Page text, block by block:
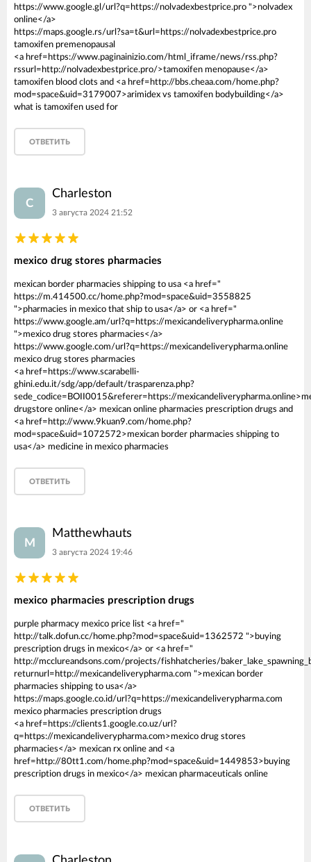
https://www.google.gl/url?q=https://nolvadexbestprice.pro ">nolvadex
online</a>
https://maps.google.rs/url?sa=t&url=https://nolvadexbestprice.pro
tamoxifen premenopausal
<a href=https://www.paginainizio.com/html_iframe/news/rss.php?
rssurl=http://nolvadexbestprice.pro/>tamoxifen menopause</a>
tamoxifen blood clots and <a href=http://bbs.cheaa.com/home.php?
mod=space&uid=3179007>arimidex vs tamoxifen bodybuilding</a>
what is tamoxifen used for
ОТВЕТИТЬ
C
Charleston
3 августа 2024 21:52
mexico drug stores pharmacies
mexican border pharmacies shipping to usa <a href="
https://m.414500.cc/home.php?mod=space&uid=3558825
">pharmacies in mexico that ship to usa</a> or <a href="
https://www.google.am/url?q=https://mexicandeliverypharma.online
">mexico drug stores pharmacies</a>
https://www.google.com/url?q=https://mexicandeliverypharma.online
mexico drug stores pharmacies
<a href=https://www.scarabelli-
ghini.edu.it/sdg/app/default/trasparenza.php?
sede_codice=BOII0015&referer=https://
drugstore online</a> mexican online pharmacies prescription drugs and
<a href=http://www.9kuan9.com/home.php?
mod=space&uid=1072572>mexican border pharmacies shipping to
usa</a> medicine in mexico pharmacies
ОТВЕТИТЬ
M
Matthewhauts
3 августа 2024 19:46
mexico pharmacies prescription drugs
purple pharmacy mexico price list <a href="
http://talk.dofun.cc/home.php?mod=space&uid=1362572 ">buying
prescription drugs in mexico</a> or <a href="
http://mcclureandsons.com/projects/fishhatcheries/
returnurl=http://mexicandeliverypharma.com ">mexican border
pharmacies shipping to usa</a>
https://maps.google.co.id/url?q=https://mexicandeliverypharma.com
mexico pharmacies prescription drugs
<a href=https://clients1.google.co.uz/url?
q=https://mexicandeliverypharma.com>mexico drug stores
pharmacies</a> mexican rx online and <a
href=http://80tt1.com/home.php?mod=space&uid=1449853>buying
prescription drugs in mexico</a> mexican pharmaceuticals online
ОТВЕТИТЬ